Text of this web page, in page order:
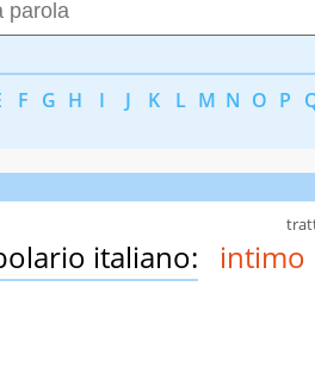
F G H I J K L M N O P
italiano: intimo